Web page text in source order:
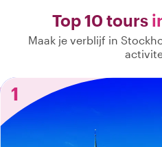
Top 10 tours
Maak je verblijf in
1